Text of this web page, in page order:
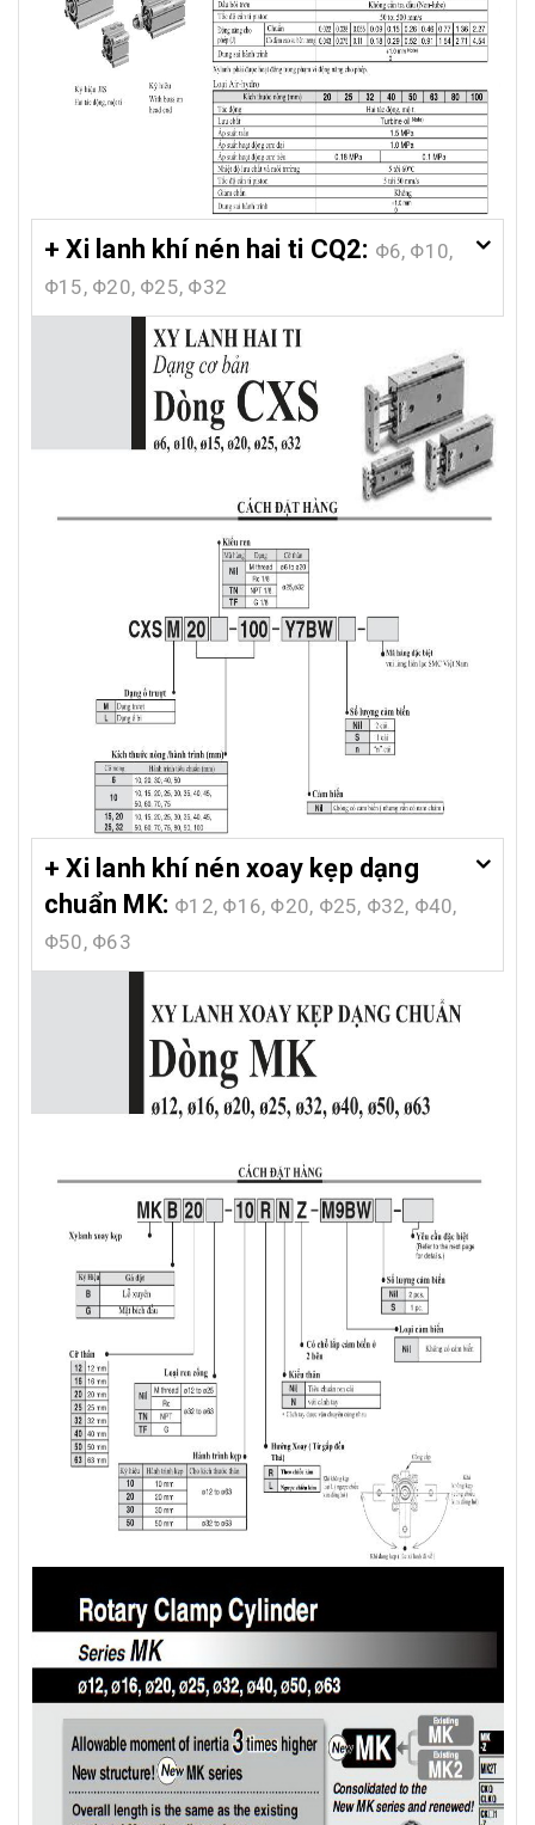
+ Xi lanh khí nén hai ti CQ2: Φ6, Φ10,
Φ15, Φ20, Φ25, Φ32
+ Xi lanh khí nén xoay kẹp dạng
chuẩn MK: Φ12, Φ16, Φ20, Φ25, Φ32, Φ40,
Φ50, Φ63